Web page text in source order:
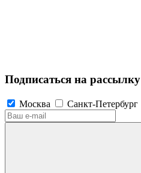
Подписаться на рассылку
Москва Санкт-Петербург